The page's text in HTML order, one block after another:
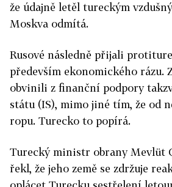
že údajně letěl tureckým
Moskva odmítá.
Rusové následně přijali
především ekonomického rázu.
obvinili z finanční podpory
státu (IS), mimo jiné tím, že od
ropu. Turecko to popírá.
Turecký ministr obrany Mevlüt
řekl, že jeho země se zdržuje